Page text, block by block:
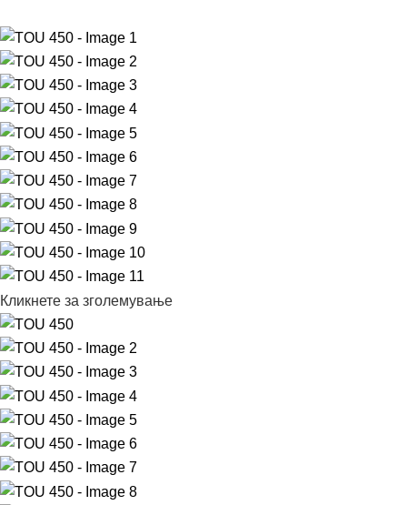
Кликнете за зголемување